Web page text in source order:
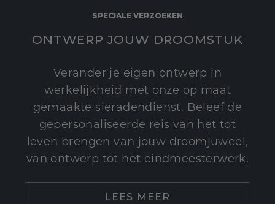
SPECIALE VERZOEKEN
ONTWERP JOUW DROOMSTUK
Verander je eigen ontwerp in
werkelijkheid met onze op maat
gemaakte sieradendienst. Beleef de
gepersonaliseerde reis van het tot
leven brengen van jouw droomjuweel,
van ontwerp tot het eindmeesterwerk.
LEES MEER